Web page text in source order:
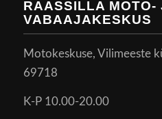
RAASSILLA MOTO-
VABAAJAKESKUS
Motokeskuse, Vilimeeste
69718
K-P 10.00-20.00